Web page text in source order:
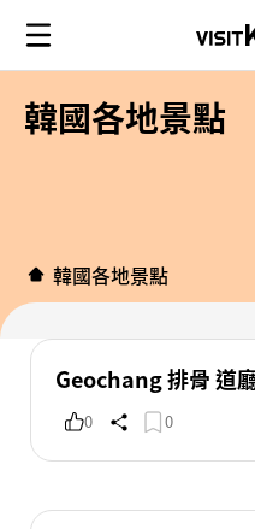
韓國各地景點
韓國各地景點
Geochang 排骨 道
0 0